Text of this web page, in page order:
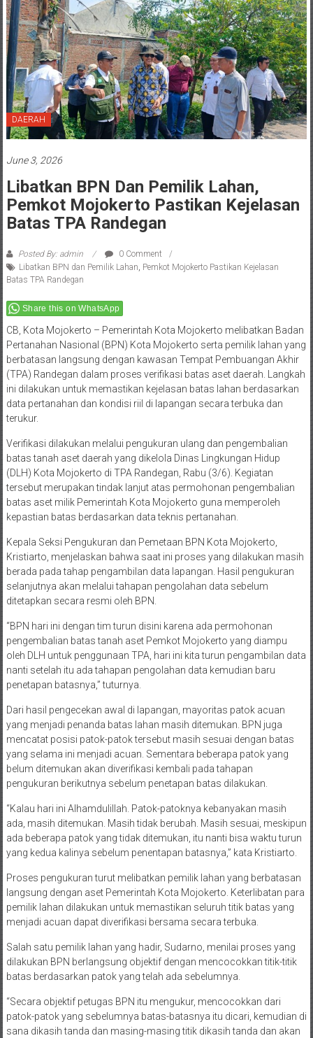
DAERAH
June 3, 2026
Libatkan BPN Dan Pemilik Lahan,
Pemkot Mojokerto Pastikan Kejelasan
Batas TPA Randegan
Posted By: admin
0 Comment
Libatkan BPN dan Pemilik Lahan, Pemkot Mojokerto Pastikan Kejelasan
Batas TPA Randegan
Share this on WhatsApp
CB, Kota Mojokerto – Pemerintah Kota Mojokerto melibatkan Badan
Pertanahan Nasional (BPN) Kota Mojokerto serta pemilik lahan yang
berbatasan langsung dengan kawasan Tempat Pembuangan Akhir
(TPA) Randegan dalam proses verifikasi batas aset daerah. Langkah
ini dilakukan untuk memastikan kejelasan batas lahan berdasarkan
data pertanahan dan kondisi riil di lapangan secara terbuka dan
terukur.
Verifikasi dilakukan melalui pengukuran ulang dan pengembalian
batas tanah aset daerah yang dikelola Dinas Lingkungan Hidup
(DLH) Kota Mojokerto di TPA Randegan, Rabu (3/6). Kegiatan
tersebut merupakan tindak lanjut atas permohonan pengembalian
batas aset milik Pemerintah Kota Mojokerto guna memperoleh
kepastian batas berdasarkan data teknis pertanahan.
Kepala Seksi Pengukuran dan Pemetaan BPN Kota Mojokerto,
Kristiarto, menjelaskan bahwa saat ini proses yang dilakukan masih
berada pada tahap pengambilan data lapangan. Hasil pengukuran
selanjutnya akan melalui tahapan pengolahan data sebelum
ditetapkan secara resmi oleh BPN.
“BPN hari ini dengan tim turun disini karena ada permohonan
pengembalian batas tanah aset Pemkot Mojokerto yang diampu
oleh DLH untuk penggunaan TPA, hari ini kita turun pengambilan data
nanti setelah itu ada tahapan pengolahan data kemudian baru
penetapan batasnya,” tuturnya.
Dari hasil pengecekan awal di lapangan, mayoritas patok acuan
yang menjadi penanda batas lahan masih ditemukan. BPN juga
mencatat posisi patok-patok tersebut masih sesuai dengan batas
yang selama ini menjadi acuan. Sementara beberapa patok yang
belum ditemukan akan diverifikasi kembali pada tahapan
pengukuran berikutnya sebelum penetapan batas dilakukan.
“Kalau hari ini Alhamdulillah. Patok-patoknya kebanyakan masih
ada, masih ditemukan. Masih tidak berubah. Masih sesuai, meskipun
ada beberapa patok yang tidak ditemukan, itu nanti bisa waktu turun
yang kedua kalinya sebelum penentapan batasnya,” kata Kristiarto.
Proses pengukuran turut melibatkan pemilik lahan yang berbatasan
langsung dengan aset Pemerintah Kota Mojokerto. Keterlibatan para
pemilik lahan dilakukan untuk memastikan seluruh titik batas yang
menjadi acuan dapat diverifikasi bersama secara terbuka.
Salah satu pemilik lahan yang hadir, Sudarno, menilai proses yang
dilakukan BPN berlangsung objektif dengan mencocokkan titik-titik
batas berdasarkan patok yang telah ada sebelumnya.
“Secara objektif petugas BPN itu mengukur, mencocokkan dari
patok-patok yang sebelumnya batas-batasnya itu dicari, kemudian di
sana dikasih tanda dan masing-masing titik dikasih tanda dan akan